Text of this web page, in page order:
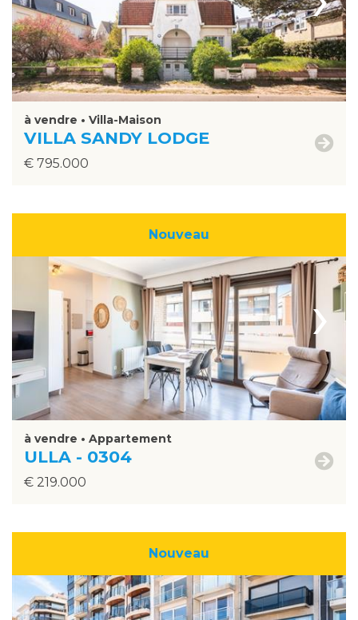
à vendre • Villa-Maison
VILLA SANDY LODGE
€ 795.000
Nouveau
›
à vendre • Appartement
ULLA - 0304
€ 219.000
Nouveau